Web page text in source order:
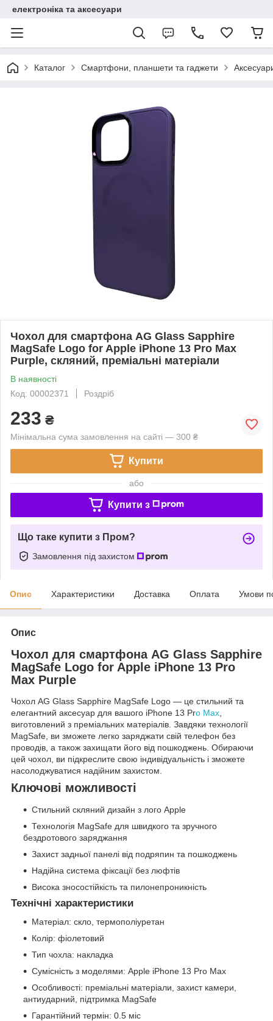
електроніка та аксесуари
Каталог Смартфони, планшети та гаджети
Чохол для смартфона AG Glass Sapphire
MagSafe Logo for Apple iPhone 13 Pro Max
Purple, скляний, преміальні матеріали
В наявності
Код: 00002371
Роздріб
233 ₴
Мінімальна сума замовлення на сайті — 300 ₴
Купити
або
Купити з
Що таке купити з Пром?
Замовлення під захистом
Опис Характеристики Доставка Оплата Умови
Опис
Чохол для смартфона AG Glass Sapphire
MagSafe Logo for Apple iPhone 13 Pro
Max Purple
Чохол AG Glass Sapphire MagSafe Logo — це стильний та
елегантний аксесуар для вашого iPhone 13 Pro Max,
виготовлений з преміальних матеріалів. Завдяки технології
MagSafe, ви зможете легко заряджати свій телефон без
проводів, а також захищати його від пошкоджень. Обираючи
цей чохол, ви підкреслите свою індивідуальність і зможете
насолоджуватися надійним захистом.
Ключові можливості
Стильний скляний дизайн з лого Apple
Технологія MagSafe для швидкого та зручного
бездротового заряджання
Захист задньої панелі від подряпин та пошкоджень
Надійна система фіксації без люфтів
Висока зносостійкість та пилонепроникність
Технічні характеристики
Матеріал: скло, термополіуретан
Колір: фіолетовий
Тип чохла: накладка
Сумісність з моделями: Apple iPhone 13 Pro Max
Особливості: преміальні матеріали, захист камери,
антиударний, підтримка MagSafe
Гарантійний термін: 0.5 міс